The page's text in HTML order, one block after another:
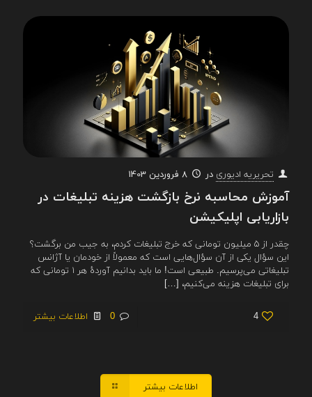
تحریریه ادیوری در 8 فروردین 1403
آموزش محاسبه نرخ بازگشت هزینه تبلیغات در
بازاریابی اپلیکیشن
چقدر از ۵ میلیون تومانی که خرج تبلیغات کردم، به جیب من برگشت؟
این سؤال یکی از آن سؤال‌هایی است که معمولاً از خودمان یا آژانس
تبلیغاتی می‌پرسیم. طبیعی است! ما باید بدانیم آوردهٔ هر ۱ تومانی که
برای تبلیغات هزینه می‌کنیم، […]
4
0 اطلاعات بیشتر
اطلاعات بیشتر